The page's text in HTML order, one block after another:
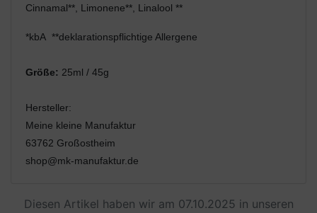
Cinnamal**, Limonene**, Linalool **
*kbA **deklarationspflichtige Allergene
Größe: 25ml / 45g
Hersteller:
Meine kleine Manufaktur
63762 Großostheim
shop@mk-manufaktur.de
Diesen Artikel haben wir am 07.10.2025 in unseren